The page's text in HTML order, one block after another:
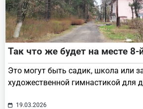
Так что же будет на месте
Это могут быть садик, школа или
художественной гимнастикой для
19.03.2026